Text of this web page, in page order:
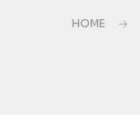
HOME